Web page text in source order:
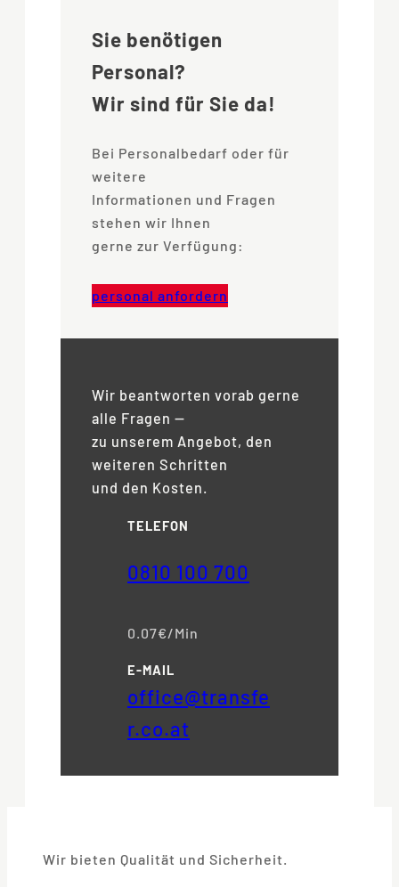
Sie benötigen
Personal?
Wir sind für Sie da!
Bei Personalbedarf oder für
weitere
Informationen und Fragen
stehen wir Ihnen
gerne zur Verfügung:
personal anfordern
Wir beantworten vorab gerne
alle Fragen —
zu unserem Angebot, den
weiteren Schritten
und den Kosten.
TELEFON
0810 100 700
0.07€/Min
E-MAIL
office@transfe
r.co.at
Wir bieten Qualität und Sicherheit.